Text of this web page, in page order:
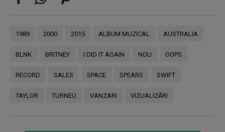
1989 2000 2015 ALBUM MUZICAL AUSTRALIA
BLNK BRITNEY I DID IT AGAIN NOU OOPS
RECORD SALES SPACE SPEARS SWIFT
TAYLOR TURNEU VANZARI VIZUALIZĂRI